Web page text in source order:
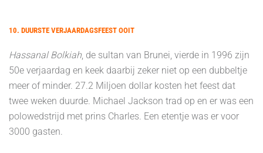
10. DUURSTE VERJAARDAGSFEEST OOIT
Hassanal Bolkiah, de sultan van Brunei, vierde in 1996 zijn
50e verjaardag en keek daarbij zeker niet op een dubbeltje
meer of minder. 27.2 Miljoen dollar kosten het feest dat
twee weken duurde. Michael Jackson trad op en er was een
polowedstrijd met prins Charles. Een etentje was er voor
3000 gasten.